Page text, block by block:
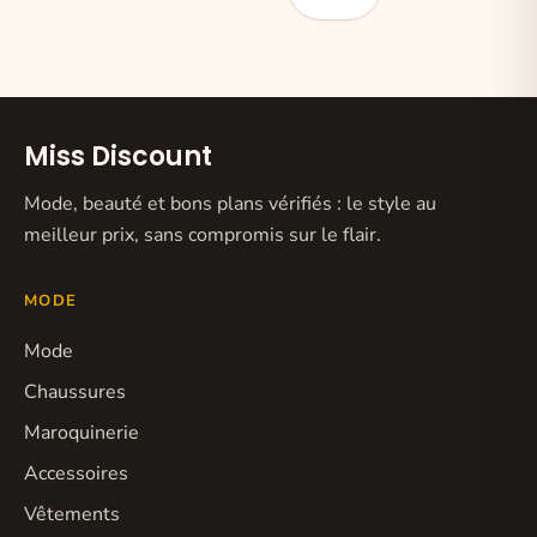
Miss Discount
Mode, beauté et bons plans vérifiés : le style au
meilleur prix, sans compromis sur le flair.
MODE
Mode
Chaussures
Maroquinerie
Accessoires
Vêtements